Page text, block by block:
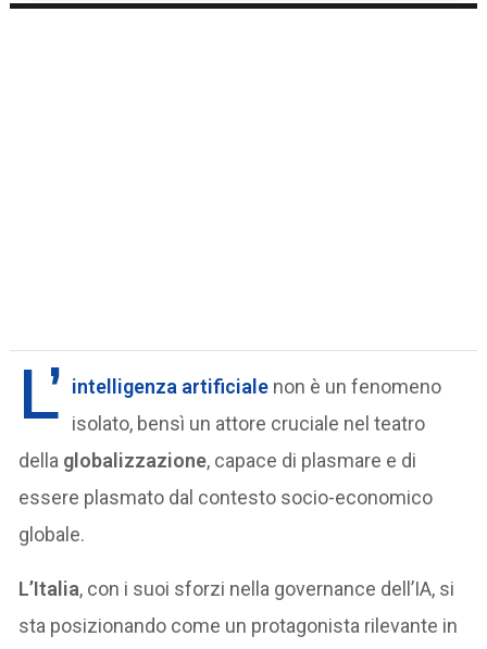
L’ intelligenza artificiale non è un fenomeno
isolato, bensì un attore cruciale nel teatro
della globalizzazione, capace di plasmare e di
essere plasmato dal contesto socio-economico
globale.
L’Italia, con i suoi sforzi nella governance dell’IA, si
sta posizionando come un protagonista rilevante in